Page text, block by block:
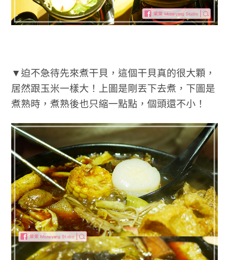
▼迫不急待先來煮干貝，這個干貝真的很大顆，
居然跟玉米一樣大！上圖是剛丟下去煮，下圖是
煮熟時，煮熟後也只縮一點點，個頭還不小！